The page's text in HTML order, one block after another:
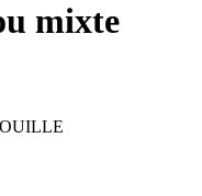
mixte